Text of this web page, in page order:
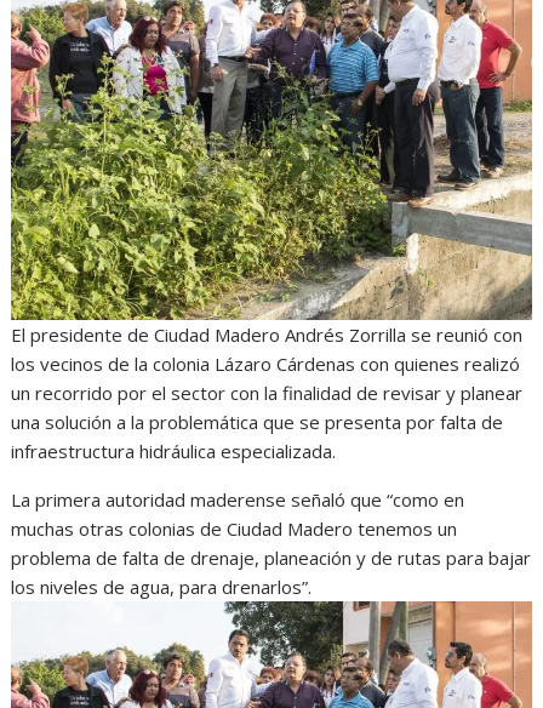
t
A
p
p
e
b
o
o
k
s
e
n
g
e
r
e
g
r
a
m
n
t
El presidente de Ciudad Madero Andrés Zorrilla se reunió con
los vecinos de la colonia Lázaro Cárdenas con quienes realizó
un recorrido por el sector con la finalidad de revisar y planear
una solución a la problemática que se presenta por falta de
infraestructura hidráulica especializada.
La primera autoridad maderense señaló que “como en
muchas otras colonias de Ciudad Madero tenemos un
problema de falta de drenaje, planeación y de rutas para bajar
los niveles de agua, para drenarlos”.